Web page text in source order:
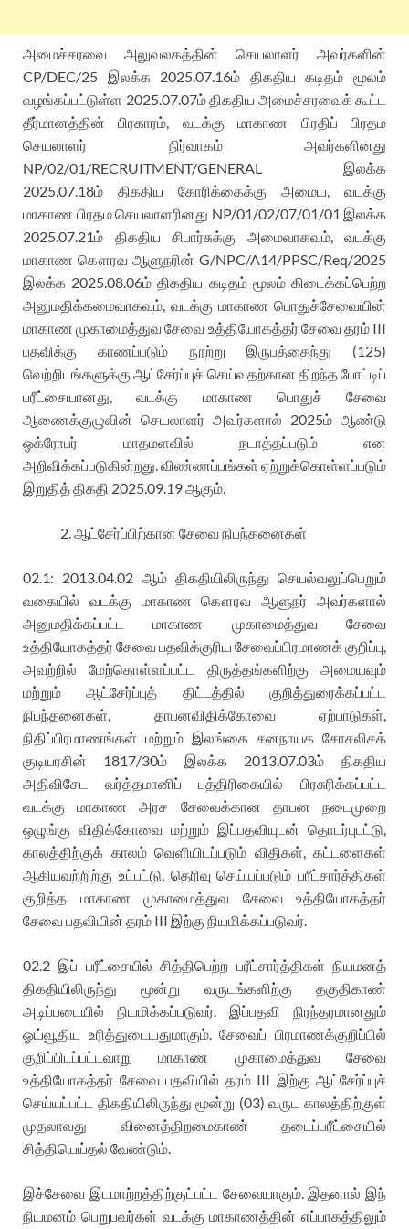
அமைச்சரவை அலுவலகத்தின் செயலாளர் அவர்களின்
CP/DEC/25 இலக்க 2025.07.16ம் திகதிய கடிதம் மூலம்
வழங்கப்பட்டுள்ள 2025.07.07ம் திகதிய அமைச்சரவைக் கூட்ட
தீர்மானத்தின் பிரகாரம், வடக்கு மாகாண பிரதிப் பிரதம
செயலாளர் நிர்வாகம் அவர்களினது
NP/02/01/RECRUITMENT/GENERAL இலக்க
2025.07.18ம் திகதிய கோரிக்கைக்கு அமைய, வடக்கு
மாகாண பிரதம செயலாளரினது NP/01/02/07/01/01 இலக்க
2025.07.21ம் திகதிய சிபார்சுக்கு அமைவாகவும், வடக்கு
மாகாண கௌரவ ஆளுநரின் G/NPC/A14/PPSC/Req/2025
இலக்க 2025.08.06ம் திகதிய கடிதம் மூலம் கிடைக்கப்பெற்ற
அனுமதிக்கமைவாகவும், வடக்கு மாகாண பொதுச்சேவையின்
மாகாண முகாமைத்துவ சேவை உத்தியோகத்தர் சேவை தரம் III
பதவிக்கு காணப்படும் நூற்று இருபத்தைந்து (125)
வெற்றிடங்களுக்கு ஆட்சேர்ப்புச் செய்வதற்கான திறந்த போட்டிப்
பரீட்சையானது, வடக்கு மாகாண பொதுச் சேவை
ஆணைக்குழுவின் செயலாளர் அவர்களால் 2025ம் ஆண்டு
ஒக்ரோபர் மாதமளவில் நடாத்தப்படும் என
அறிவிக்கப்படுகின்றது. விண்ணப்பங்கள் ஏற்றுக்கொள்ளப்படும்
இறுதித் திகதி 2025.09.19 ஆகும்.
ஆட்சேர்ப்பிற்கான சேவை நிபந்தனைகள்
02.1: 2013.04.02 ஆம் திகதியிலிருந்து செயல்வலுப்பெறும்
வகையில் வடக்கு மாகாண கௌரவ ஆளுநர் அவர்களால்
அனுமதிக்கப்பட்ட மாகாண முகாமைத்துவ சேவை
உத்தியோகத்தர் சேவை பதவிக்குரிய சேவைப்பிரமாணக் குறிப்பு,
அவற்றில் மேற்கொள்ளப்பட்ட திருத்தங்களிற்கு அமையவும்
மற்றும் ஆட்சேர்ப்புத் திட்டத்தில் குறித்துரைக்கப்பட்ட
நிபந்தனைகள், தாபனவிதிக்கோவை ஏற்பாடுகள்,
நிதிப்பிரமாணங்கள் மற்றும் இலங்கை சனநாயக சோசலிசக்
குடியரசின் 1817/30ம் இலக்க 2013.07.03ம் திகதிய
அதிவிசேட வர்த்தமானிப் பத்திரிகையில் பிரசுரிக்கப்பட்ட
வடக்கு மாகாண அரச சேவைக்கான தாபன நடைமுறை
ஒழுங்கு விதிக்கோவை மற்றும் இப்பதவியுடன் தொடர்புபட்டு,
காலத்திற்குக் காலம் வெளியிடப்படும் விதிகள், கட்டளைகள்
ஆகியவற்றிற்கு உட்பட்டு, தெரிவு செய்யப்படும் பரீட்சார்த்திகள்
குறித்த மாகாண முகாமைத்துவ சேவை உத்தியோகத்தர்
சேவை பதவியின் தரம் III இற்கு நியமிக்கப்படுவர்.
02.2 இப் பரீட்சையில் சித்திபெற்ற பரீட்சார்த்திகள் நியமனத்
திகதியிலிருந்து மூன்று வருடங்களிற்கு தகுதிகாண்
அடிப்படையில் நியமிக்கப்படுவர். இப்பதவி நிரந்தரமானதும்
ஓய்வூதிய உரித்துடையதுமாகும். சேவைப் பிரமாணக்குறிப்பில்
குறிப்பிடப்பட்டவாறு மாகாண முகாமைத்துவ சேவை
உத்தியோகத்தர் சேவை பதவியில் தரம் III இற்கு ஆட்சேர்ப்புச்
செய்யப்பட்ட திகதியிலிருந்து மூன்று (03) வருட காலத்திற்குள்
முதலாவது வினைத்திறமைகாண் தடைப்பரீட்சையில்
சித்தியெய்தல் வேண்டும்.
இச்சேவை இடமாற்றத்திற்குட்பட்ட சேவையாகும். இதனால் இந்
நியமனம் பெறுபவர்கள் வடக்கு மாகாணத்தின் எப்பாகத்திலும்